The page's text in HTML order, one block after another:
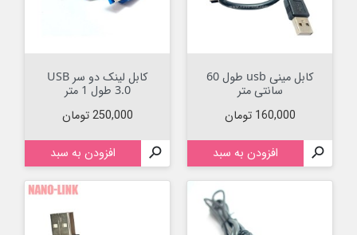
کابل مینی usb طول 60
سانتی متر
قیمت
160,000 تومان
 افزودن به سبد
کابل لینک دو سر USB
3.0 طول 1 متر
قیمت
250,000 تومان
 افزودن به سبد